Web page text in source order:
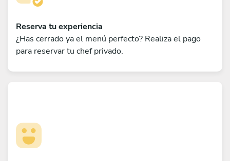
Reserva tu experiencia
¿Has cerrado ya el menú perfecto? Realiza el pago
para reservar tu chef privado.